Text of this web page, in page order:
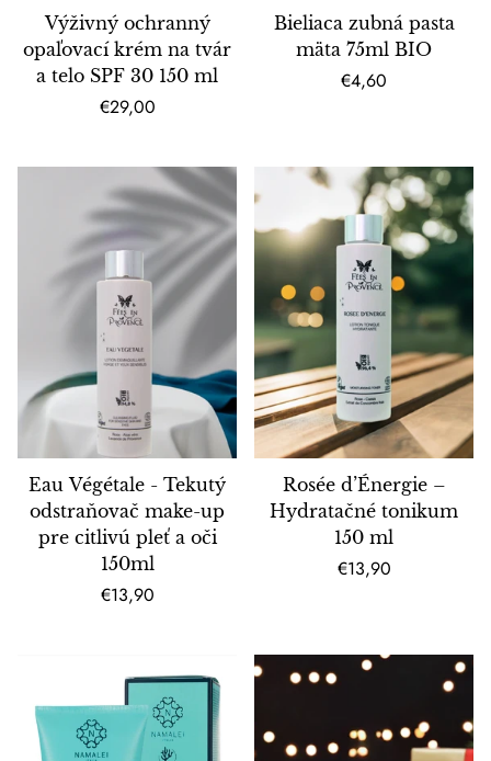
Výživný ochranný
opaľovací krém na tvár
a telo SPF 30 150 ml
Bežná
€29,00
Bieliaca zubná pasta
mäta 75ml BIO
Bežná
€4,60
Eau Végétale - Tekutý
odstraňovač make-up
pre citlivú pleť a oči
150ml
Bežná
€13,90
Rosée d’Énergie –
Hydratačné tonikum
150 ml
Bežná
€13,90